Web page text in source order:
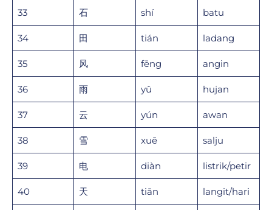
33 石 shí batu
34 田 tián ladang
35 风 fēng angin
36 雨 yǔ hujan
37 云 yún awan
38 雪 xuě salju
39 电 diàn listrik/petir
40 天 tiān langit/hari